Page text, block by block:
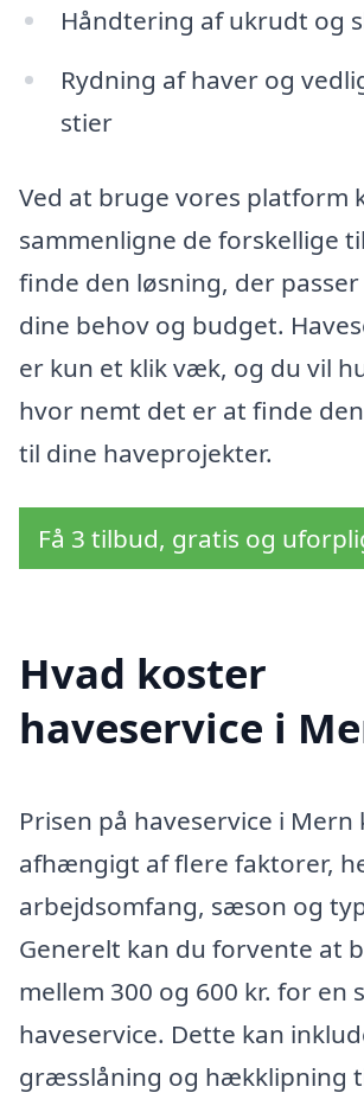
Håndtering af ukrudt og
Rydning af haver og
stier
Ved at bruge vores platform
sammenligne de forskellige
finde den løsning, der
dine behov og budget.
er kun et klik væk, og du vil
hvor nemt det er at finde
til dine haveprojekter.
Få 3 tilbud, gratis og
Hvad koster
haveservice i
Prisen på haveservice i Mern
afhængigt af flere faktorer,
arbejdsomfang, sæson og
Generelt kan du forvente at
mellem 300 og 600 kr. for en
haveservice. Dette kan
græsslåning og hækklipning